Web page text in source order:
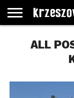
GŁÓWNA
WYBORY
WYBIERZ
KATEGORIE
ROZKŁADY
JAZDY
GREGORCZYK
WATCH
KONTAKT
ALL